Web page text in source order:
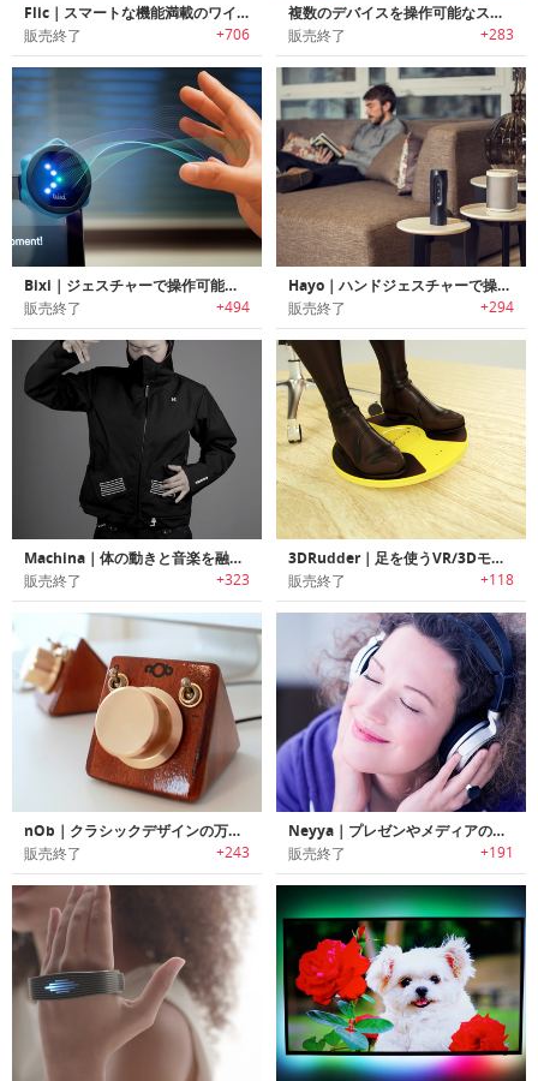
Flic｜スマートな機能満載のワイヤレスボタン
販売終了 +706
複数のデバイスを操作可能なスマートプッシュカットボタン「フリックハブ」
販売終了 +283
Bixi｜ジェスチャーで操作可能なスマートワイヤレスコントローラー「ビクシー」
販売終了 +494
Hayo｜ハンドジェスチャーで操作可能なスマートホームコントローラー「ヘイヨー」
販売終了 +294
Machina｜体の動きと音楽を融合させるウェアラブルインタフェース
販売終了 +323
3DRudder｜足を使うVR/3Dモーションコントローラー「3Dラダー」
販売終了 +118
nOb｜クラシックデザインの万能コントローラー「ノブ」
販売終了 +243
Neyya｜プレゼンやメディアのコントロールが可能なスマートリング「ネイヤ」
販売終了 +191